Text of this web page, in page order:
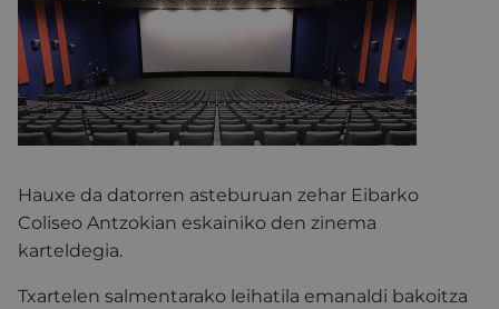
Hauxe da datorren asteburuan zehar Eibarko
Coliseo Antzokian eskainiko den zinema
karteldegia.
Txartelen salmentarako leihatila emanaldi bakoitza